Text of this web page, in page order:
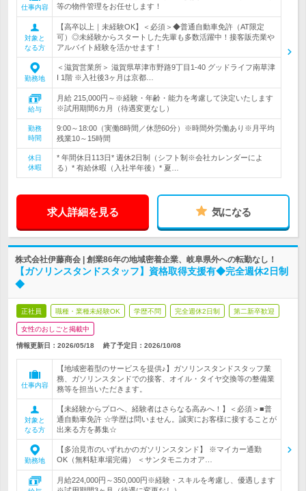
仕事内容
等の物件管理をお任せします！
対象と
なる方
【高卒以上｜未経験OK】＜必須＞◆普通自動車免許（AT限定
可）◎未経験からスタートした先輩も多数活躍中！接客販売業や
アルバイト経験を活かせます！
勤務地
＜滋賀営業所＞ 滋賀県草津市野路9丁目1-40 グッドライフ南草津
I 1階 ※入社後3ヶ月は京都…
給与
月給 215,000円～※経験・年齢・能力を考慮して決定いたします
※試用期間6カ月（待遇変更なし）
勤務
時間
9:00～18:00（実働8時間／休憩60分）※時間外労働あり※月平均
残業10～15時間
休日
休暇
* 年間休日113日* 週休2日制（シフト制※会社カレンダーによ
る）* 有給休暇（入社半年後）* 夏…
求人詳細を見る 気になる
株式会社伊藤商会 | 創業86年の地域密着企業、岐阜県外への転勤なし！
【ガソリンスタンドスタッフ】資格取得支援有◆完全週休2日制
◆
正社員 職種・業種未経験OK 学歴不問 完全週休2日制 第二新卒歓迎
女性のおしごと掲載中
情報更新日：2026/05/18 終了予定日： 2026/10/08
仕事内容
【地域密着型のサービスを提供♪】ガソリンスタンドスタッフ業
務、ガソリンスタンドでの接客、オイル・タイヤ交換等の整備業
務等を担当いただきます。
対象と
なる方
【未経験からプロへ、経験者はさらなる高みへ！】＜必須＞■普
通自動車免許 ☆学歴は問いません。誠実にお客様に接することが
出来る方を募集☆
勤務地
【多治見市のいずれかのガソリンスタンド】 ※マイカー通勤
OK（無料駐車場完備） ＜サンタモニカオア…
月給224,000円～350,000円※経験・スキルを考慮し、優遇します